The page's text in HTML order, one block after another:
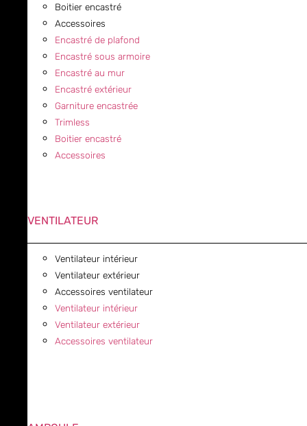
Boitier encastré
Accessoires
Encastré de plafond
Encastré sous armoire
Encastré au mur
Encastré extérieur
Garniture encastrée
Trimless
Boitier encastré
Accessoires
VENTILATEUR
Ventilateur intérieur
Ventilateur extérieur
Accessoires ventilateur
Ventilateur intérieur
Ventilateur extérieur
Accessoires ventilateur